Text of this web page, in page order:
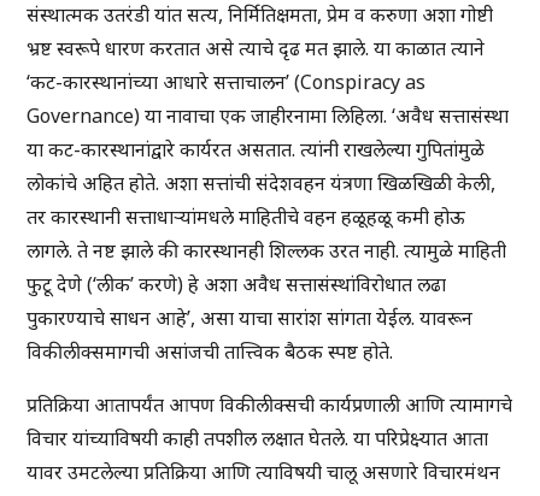
संस्थात्मक उतरंडी यांत सत्य, निर्मितिक्षमता, प्रेम व करुणा अशा गोष्टी
भ्रष्ट स्वरूपे धारण करतात असे त्याचे दृढ मत झाले. या काळात त्याने
‘कट-कारस्थानांच्या आधारे सत्ताचालन’ (Conspiracy as
Governance) या नावाचा एक जाहीरनामा लिहिला. ‘अवैध सत्तासंस्था
या कट-कारस्थानांद्वारे कार्यरत असतात. त्यांनी राखलेल्या गुपितांमुळे
लोकांचे अहित होते. अशा सत्तांची संदेशवहन यंत्रणा खिळखिळी केली,
तर कारस्थानी सत्ताधाऱ्यांमधले माहितीचे वहन हळूहळू कमी होऊ
लागले. ते नष्ट झाले की कारस्थानही शिल्लक उरत नाही. त्यामुळे माहिती
फुटू देणे (‘लीक’ करणे) हे अशा अवैध सत्तासंस्थांविरोधात लढा
पुकारण्याचे साधन आहे’, असा याचा सारांश सांगता येईल. यावरून
विकीलीक्समागची असांजची तात्त्विक बैठक स्पष्ट होते.
प्रतिक्रिया आतापर्यंत आपण विकीलीक्सची कार्यप्रणाली आणि त्यामागचे
विचार यांच्याविषयी काही तपशील लक्षात घेतले. या परिप्रेक्ष्यात आता
यावर उमटलेल्या प्रतिक्रिया आणि त्याविषयी चालू असणारे विचारमंथन